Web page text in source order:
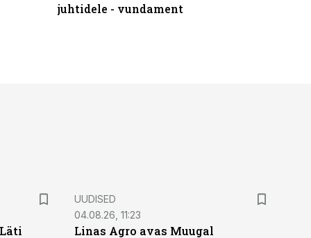
juhtidele - vundament
UUDISED
04.08.26, 11:23
Linas Agro avas Muugal